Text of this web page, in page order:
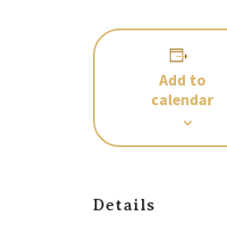
Add to
calendar
Details